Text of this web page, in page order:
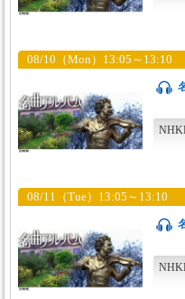
08/10（Mon）13:05～13:10
08/11（Tue）13:05～13:10